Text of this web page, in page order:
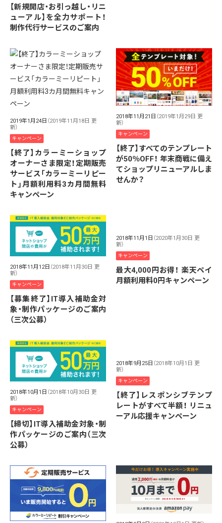
【新規開店・お引っ越し・リニ
ューアル】を全力サポート！
制作代行サービスのご案内
2019年1月24日 （2019年11月18日 更
新）
キャンペーン
【終了】カラーミーショップ
オーナーさま限定！定期販売
サービス「カラーミーリピー
ト」月額利用料3カ月間無料
キャンペーン
2018年11月21日 （2019年1月29日 更
新）
キャンペーン
【終了】すべてのテンプレート
が50％OFF！ 年末商戦に備え
てショップリニューアルしま
せんか？
2018年11月12日 （2018年11月30日 更
新）
キャンペーン
【募集終了】IT導入補助金対
象・制作パッケージのご案内
（三次公募）
2018年11月1日 （2020年1月30日 更
新）
キャンペーン
最大4,000円お得！ 楽天ペイ
月額利用料0円キャンペーン
2018年10月1日 （2018年10月30日 更
新）
キャンペーン
【締切】IT導入補助金対象・制
作パッケージのご案内（三次
公募）
2018年9月25日 （2018年10月1日 更
新）
キャンペーン
【終了】レスポンシブテンプ
レートがすべて半額！ リニュ
ーアル応援キャンペーン